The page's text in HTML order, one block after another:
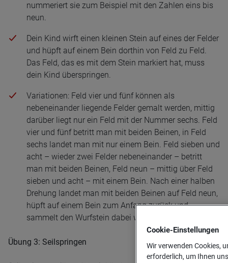
nummeriert sie zum Beispiel mit den Zahlen eins bis
neun.
Dein Kind wirft einen kleinen Stein auf eines der Felder
und hüpft auf einem Bein dorthin von Feld zu Feld.
Das Feld, das es mit dem Stein markiert hat, muss
dein Kind überspringen.
Variationen: Feld vier und fünf können als
nebeneinander liegende Felder gemalt werden, mittig
darüber liegt nur ein Feld mit der Nummer sechs. Feld
vier und fünf betritt man mit beiden Beinen, in Feld
sechs landet man mit nur einem Bein. Feld sieben und
acht – wieder zwei Felder nebeneinander – betritt
man mit beiden Beinen, Feld neun – mittig über Feld
sieben und acht – mit einem Bein. Nach einer halben
Drehung landet man mit beiden Beinen auf Feld neun,
hüpft auf einem Bein zum Anfang zurück und
sammelt den Wurfstein dabei wieder auf.
Übung 3: Seilspringen
Cookie-­Einstellungen
Wir verwenden Cookies,
erforderlich, um Ihnen